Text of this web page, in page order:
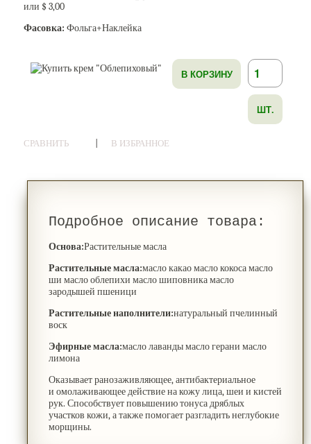
или $ 3,00
Фасовка: Фольга+Наклейка
В КОРЗИНУ
ШТ.
СРАВНИТЬ В ИЗБРАННОЕ
Подробное описание товара:
Основа:Растительные масла
Растительные масла:масло какао масло кокоса масло
ши масло облепихи масло шиповника масло
зародышей пшеници
Растительные наполнители:натуральный пчелинный
воск
Эфирные масла:масло лаванды масло герани масло
лимона
Оказывает ранозаживляющее, антибактериальное
и омолаживающее действие на кожу лица, шеи и кистей
рук. Способствует повышению тонуса дряблых
участков кожи, а также помогает разгладить неглубокие
морщины.